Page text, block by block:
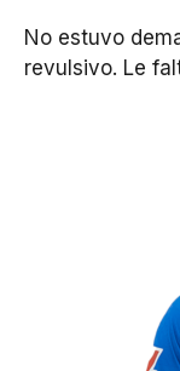
No estuvo
revulsivo. Le